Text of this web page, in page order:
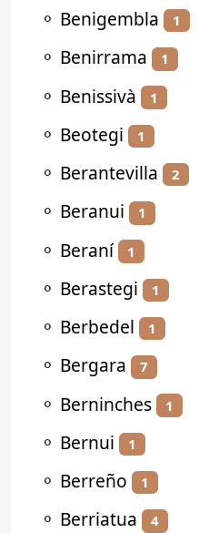
⚬ Benigembla 1
⚬ Benirrama 1
⚬ Benissivà 1
⚬ Beotegi 1
⚬ Berantevilla 2
⚬ Beranui 1
⚬ Beraní 1
⚬ Berastegi 1
⚬ Berbedel 1
⚬ Bergara 7
⚬ Berninches 1
⚬ Bernui 1
⚬ Berreño 1
⚬ Berriatua 4